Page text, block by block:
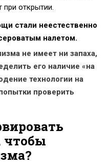
при открытии.
стали неестественно
налетом.
не имеет ни запаха,
его наличие «на
технологии на
проверить
чтобы